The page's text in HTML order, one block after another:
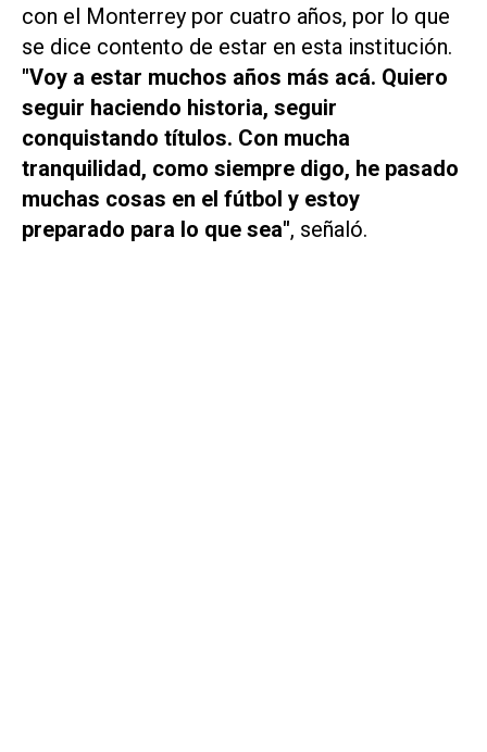
con el Monterrey por cuatro años, por lo que
se dice contento de estar en esta institución.
"Voy a estar muchos años más acá. Quiero
seguir haciendo historia, seguir
conquistando títulos. Con mucha
tranquilidad, como siempre digo, he pasado
muchas cosas en el fútbol y estoy
preparado para lo que sea", señaló.